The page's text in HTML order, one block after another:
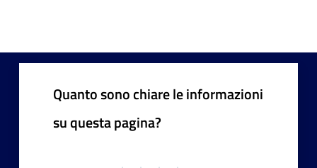
Quanto sono chiare le informazioni
su questa pagina?